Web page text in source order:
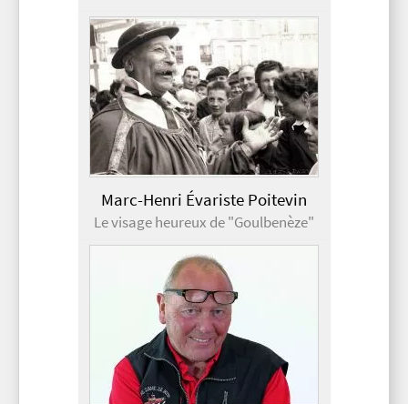
Marc-Henri Évariste Poitevin
Le visage heureux de "Goulbenèze"